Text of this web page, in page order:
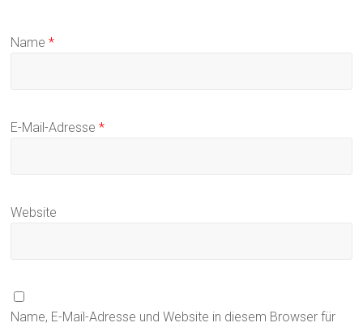
Name*
E-Mail-Adresse*
Website
Name, E-Mail-Adresse und Website in diesem Browser für